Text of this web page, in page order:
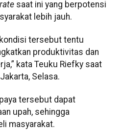
rate saat ini yang berpotensi
lebih jauh.
tersebut tentu
produktivitas dan
kata Teuku Riefky saat
Selasa.
tersebut dapat
upah, sehingga
masyarakat.